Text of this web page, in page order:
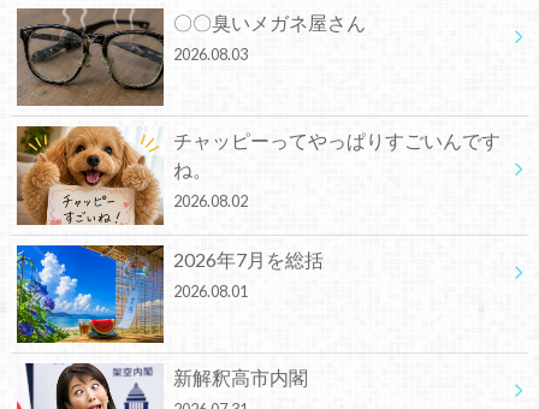
〇〇臭いメガネ屋さん
2026.08.03
チャッピーってやっぱりすごいんです
ね。
2026.08.02
2026年7月を総括
2026.08.01
新解釈高市内閣